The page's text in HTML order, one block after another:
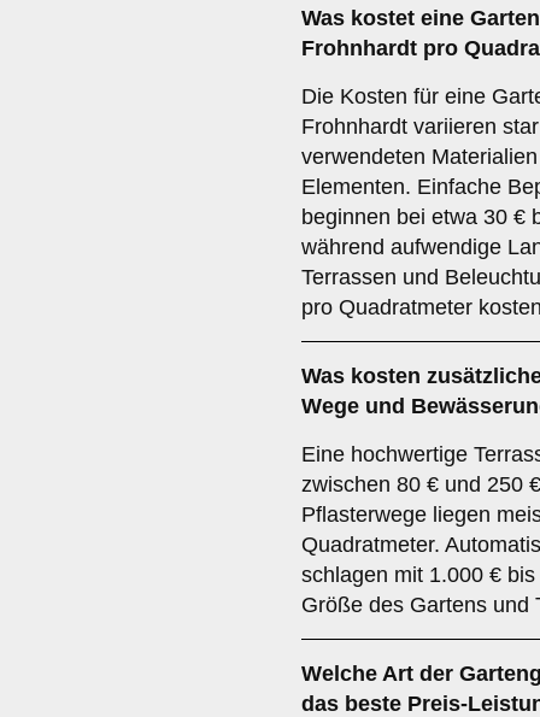
Was kostet eine
Frohnhardt pro
Die Kosten für eine
Frohnhardt variieren
verwendeten
Elementen. Einfache
beginnen bei etwa 30 €
während aufwendige
Terrassen und
pro Quadratmeter
Was kosten
Wege und
Eine hochwertige
zwischen 80 € und 250
Pflasterwege liegen
Quadratmeter.
schlagen mit 1.000 €
Größe des Gartens und
Welche Art der
das beste Preis-